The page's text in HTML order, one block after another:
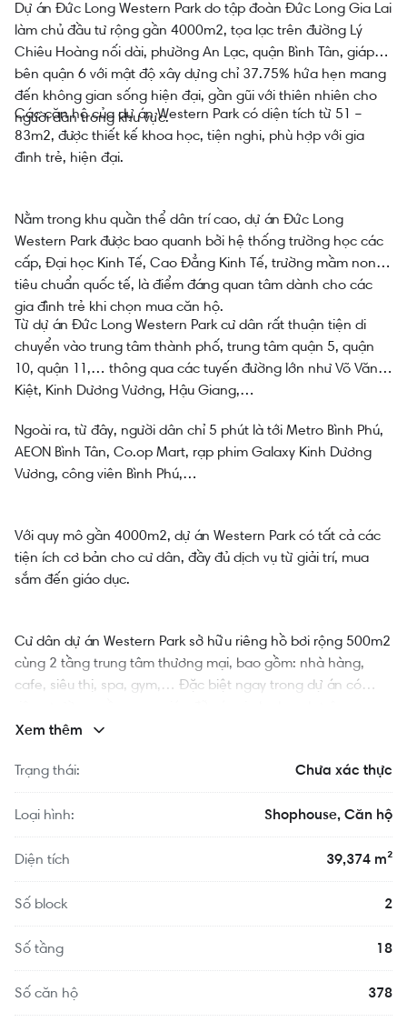
Dự án Đức Long Western Park do tập đoàn Đức Long Gia Lai
làm chủ đầu tư rộng gần 4000m2, tọa lạc trên đường Lý
Chiêu Hoàng nối dài, phường An Lạc, quận Bình Tân, giáp
bên quận 6 với mật độ xây dựng chỉ 37.75% hứa hẹn mang
đến không gian sống hiện đại, gần gũi với thiên nhiên cho
người dân trong khu vực.
Các căn hộ của dự án Western Park có diện tích từ 51 –
83m2, được thiết kế khoa học, tiện nghi, phù hợp với gia
đình trẻ, hiện đại.
Nằm trong khu quần thể dân trí cao, dự án Đức Long
Western Park được bao quanh bởi hệ thống trường học các
cấp, Đại học Kinh Tế, Cao Đẳng Kinh Tế, trường mầm non
tiêu chuẩn quốc tế, là điểm đáng quan tâm dành cho các
gia đình trẻ khi chọn mua căn hộ.
Từ dự án Đức Long Western Park cư dân rất thuận tiện di
chuyển vào trung tâm thành phố, trung tâm quận 5, quận
10, quận 11,… thông qua các tuyến đường lớn như Võ Văn
Kiệt, Kinh Dương Vương, Hậu Giang,…
Ngoài ra, từ đây, người dân chỉ 5 phút là tới Metro Bình Phú,
AEON Bình Tân, Co.op Mart, rạp phim Galaxy Kinh Dương
Vương, công viên Bình Phú,…
Với quy mô gần 4000m2, dự án Western Park có tất cả các
tiện ích cơ bản cho cư dân, đầy đủ dịch vụ từ giải trí, mua
sắm đến giáo dục.
Cư dân dự án Western Park sở hữu riêng hồ bơi rộng 500m2
cùng 2 tầng trung tâm thương mại, bao gồm: nhà hàng,
cafe, siêu thị, spa, gym,… Đặc biệt ngay trong dự án có
con trẻ và thêm phần yên tâm làm việc.
Xem thêm
Trạng thái: Chưa xác thực
Loại hình: Shophouse Căn hộ
Diện tích 39,374 m²
Số block 2
Số tầng 18
Số căn hộ 378